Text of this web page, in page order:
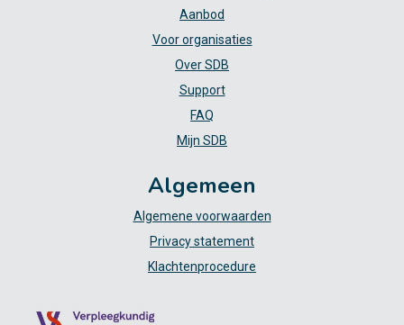
Aanbod
Voor organisaties
Over SDB
Support
FAQ
Mijn SDB
Algemeen
Algemene voorwaarden
Privacy statement
Klachtenprocedure